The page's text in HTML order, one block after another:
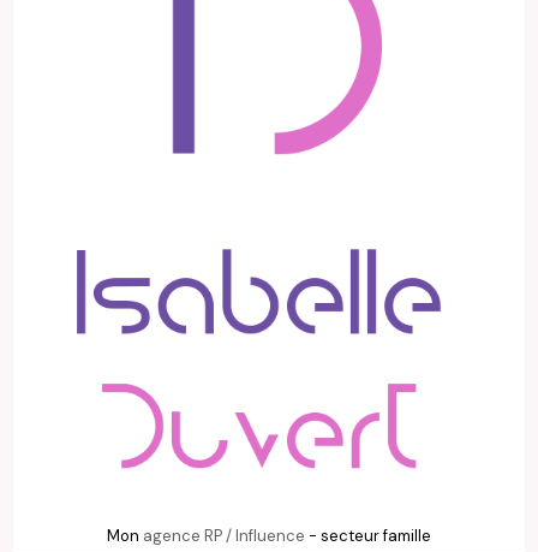
Mon agence RP / Influence - secteur famille